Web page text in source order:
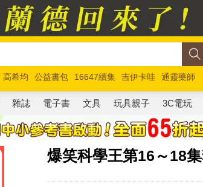
高希均 公益書包 16647續集 吉伊卡哇
通靈藥師
馬斯克 玩具總動員5 超慢跑
雜誌 電子書 文具 玩具親子 3C電玩
爆笑科學王第16～18